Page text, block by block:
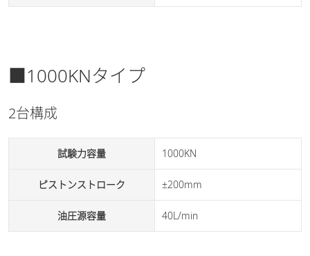
■1000KNタイプ
2台構成
試験力容量 1000KN
ピストンストローク ±200mm
油圧源容量 40L/min